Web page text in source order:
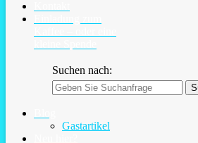
Suchen nach:
Gastartikel